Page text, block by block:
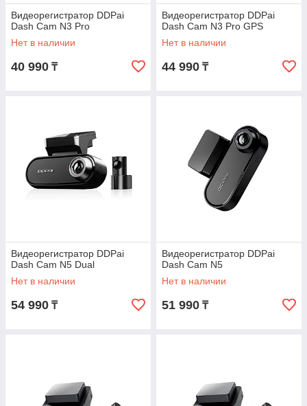
Видеорегистратор DDPai
Dash Cam N3 Pro
Нет в наличии
40 990 ₸
Видеорегистратор DDPai
Dash Cam N3 Pro GPS
Нет в наличии
44 990 ₸
Видеорегистратор DDPai
Dash Cam N5 Dual
Нет в наличии
54 990 ₸
Видеорегистратор DDPai
Dash Cam N5
Нет в наличии
51 990 ₸